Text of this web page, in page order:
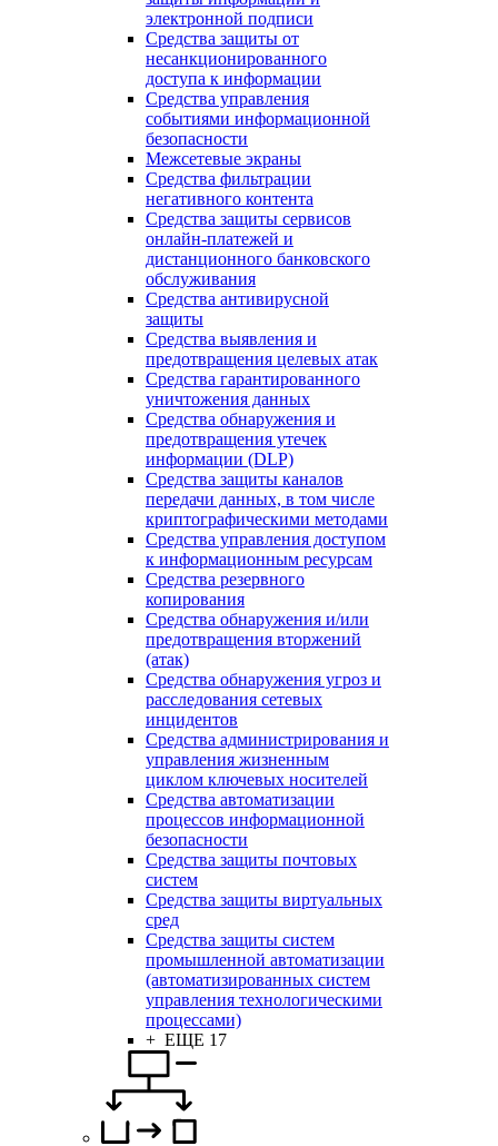
электронной подписи
Средства защиты от
несанкционированного
доступа к информации
Средства управления
событиями информационной
безопасности
Межсетевые экраны
Средства фильтрации
негативного контента
Средства защиты сервисов
онлайн-платежей и
дистанционного банковского
обслуживания
Средства антивирусной
защиты
Средства выявления и
предотвращения целевых атак
Средства гарантированного
уничтожения данных
Средства обнаружения и
предотвращения утечек
информации (DLP)
Средства защиты каналов
передачи данных, в том числе
криптографическими методами
Средства управления доступом
к информационным ресурсам
Средства резервного
копирования
Средства обнаружения и/или
предотвращения вторжений
(атак)
Средства обнаружения угроз и
расследования сетевых
инцидентов
Средства администрирования и
управления жизненным
циклом ключевых носителей
Средства автоматизации
процессов информационной
безопасности
Средства защиты почтовых
систем
Средства защиты виртуальных
сред
Средства защиты систем
промышленной автоматизации
(автоматизированных систем
управления технологическими
процессами)
+ ЕЩЕ 17